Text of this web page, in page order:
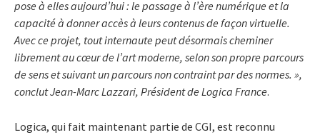
pose à elles aujourd’hui : le passage à l’ère numérique et la
capacité à donner accès à leurs contenus de façon virtuelle.
Avec ce projet, tout internaute peut désormais cheminer
librement aucœurde l’art moderne, selon son propre parcours
de sens et suivant un parcours non contraint par des normes. »,
conclut Jean-Marc Lazzari, Président de Logica France.
Logica, qui fait maintenant partie de CGI, est reconnu